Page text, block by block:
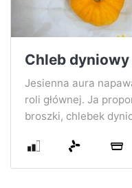
Chleb dyniowy
Jesienna aura
roli głównej. Ja
broszki, chlebek